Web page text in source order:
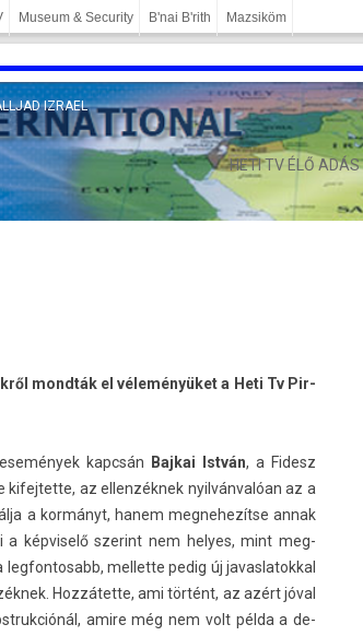
Museum & Security B'nai B'rith Mazsiköm
IZRAEL
HETI TV ÉLŐ ADÁS
mondták el véleményüket a Heti Tv Pir­
kapcsán Baj­kai István, a Fidesz
kifej­tette, az el­lenzék­nek nyilvánvalóan az a
a kormányt, hanem meg­nehezít­se annak
a kép­viselő szerint nem helyes, mint meg­
leg­fontosabb, mel­lette pedig új javas­latokk­al
Hozzátette, ami történt, az azért jóval
amire még nem volt példa a de­